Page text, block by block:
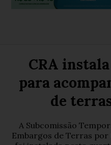
CRA
para
de
A Subcomissão
Embargos de Terras